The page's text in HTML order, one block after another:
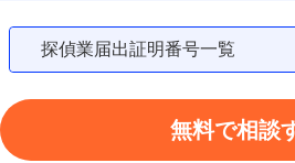
探偵業届出証明番号一覧
無料で相談